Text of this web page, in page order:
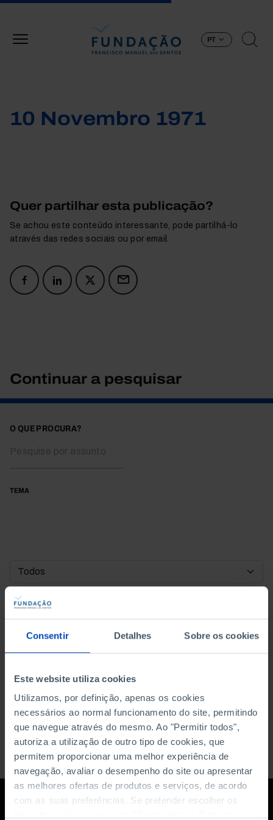
Consentir Detalhes Sobre os cookies
Este website utiliza cookies
Utilizamos, por definição, apenas os cookies
necessários ao normal funcionamento do site, permitindo
que navegue através do mesmo. Ao "Permitir todos",
autoriza a utilização de outro tipo de cookies, que
permitem proporcionar uma melhor experiência de
navegação, avaliar o desempenho do site ou apresentar
as melhores ofertas de produtos e serviços, de acordo
com as suas preferências. Se pretender escolher os
PT
10 Novembro 1971
Quer partilhar esta publicação?
Se achou este conteúdo interessante, pode partilhá-lo
através das redes sociais ou por email.
Continuar a pesquisar
O QUE PROCURA?
TEMA
DATA DE INÍCIO
DATA DE FIM